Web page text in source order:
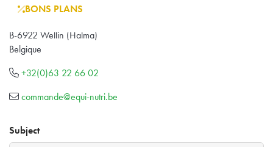
BONS PLANS
Parc d’activité Halma
B-6922 Wellin (Halma)
Belgique
+32(0)63 22 66 02
commande@equi-nutri.be
Subject